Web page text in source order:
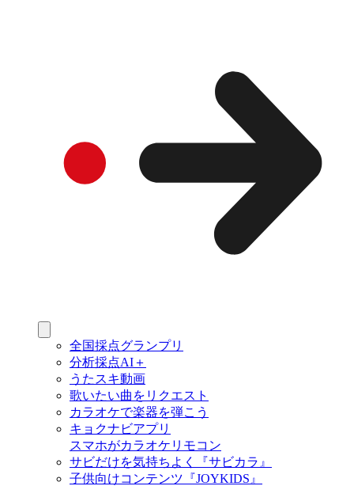
全国採点グランプリ
分析採点AI＋
うたスキ動画
歌いたい曲をリクエスト
カラオケで楽器を弾こう
キョクナビアプリ
スマホがカラオケリモコン
サビだけを気持ちよく『サビカラ』
子供向けコンテンツ『JOYKIDS』